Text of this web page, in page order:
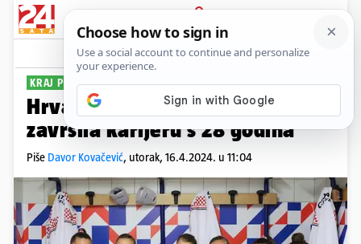
PRIJAVA
Sport Komentari
KRAJ PUTA
Hrvatska odbojkašica iznenada
završila karijeru s 28 godina
Piše Davor Kovačević, utorak, 16.4.2024. u 11:04